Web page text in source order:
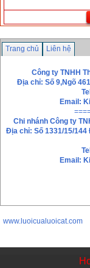
Trang chủ Liên hệ
Công ty TNHH
Địa chỉ: Số 9,Ngõ
Email:
Chi nhánh Công ty
Địa chỉ: Số 1331/15/
Email:
www.luoicualuoicat.com